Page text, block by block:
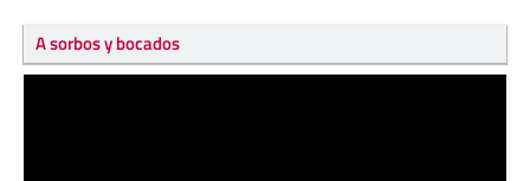
A sorbos y bocados